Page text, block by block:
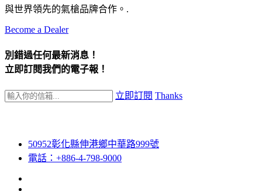
與世界領先的氣槍品牌合作。.
Become a Dealer
別錯過任何最新消息！
立即訂閱我們的電子報！
立即訂閱 Thanks
50952彰化縣伸港鄉中華路999號
電話：+886-4-798-9000